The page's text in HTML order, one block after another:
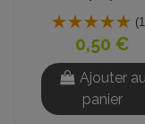
0,50 €
Ajouter
panier